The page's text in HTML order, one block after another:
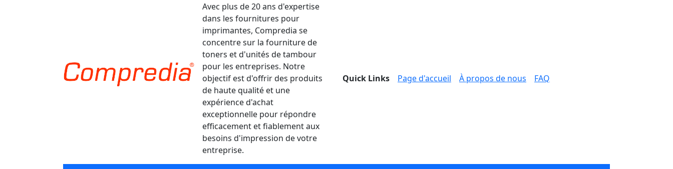
Avec plus de 20 ans d'expertise
dans les fournitures pour
imprimantes, Compredia se
concentre sur la fourniture de
toners et d'unités de tambour
pour les entreprises. Notre
objectif est d'offrir des produits
de haute qualité et une
expérience d'achat
exceptionnelle pour répondre
efficacement et fiablement aux
besoins d'impression de votre
entreprise.
Quick Links Page d'accueil À propos de nous FAQ